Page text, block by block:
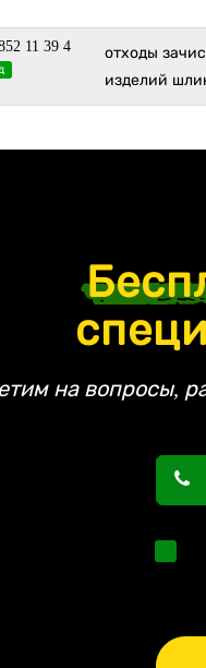
11 39 4
отходы
изделий
на вопросы,